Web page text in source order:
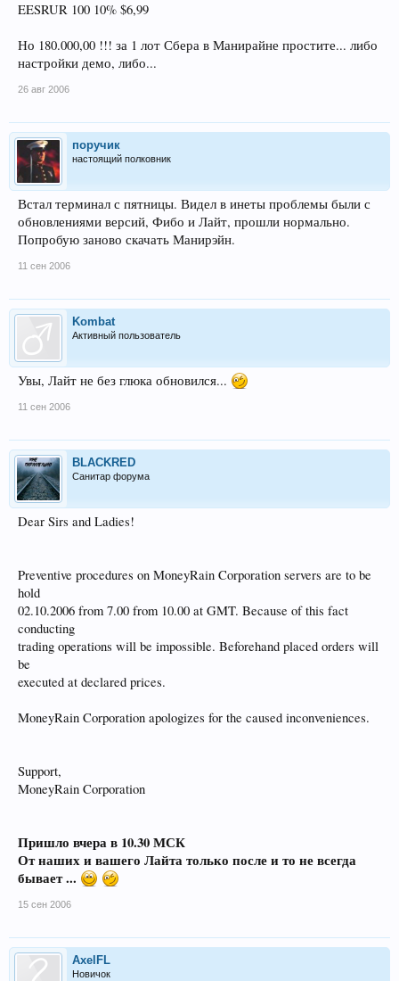
EESRUR 100 10% $6,99
Но 180.000,00 !!! за 1 лот Сбера в Манирайне простите... либо
настройки демо, либо...
26 авг 2006
поручик
настоящий полковник
Встал терминал с пятницы. Видел в инеты проблемы были с
обновлениями версий, Фибо и Лайт, прошли нормально.
Попробую заново скачать Манирэйн.
11 сен 2006
Kombat
Активный пользователь
Увы, Лайт не без глюка обновился...
11 сен 2006
BLACKRED
Санитар форума
Dear Sirs and Ladies!
Preventive procedures on MoneyRain Corporation servers are to be
hold
02.10.2006 from 7.00 from 10.00 at GMT. Because of this fact
conducting
trading operations will be impossible. Beforehand placed orders will
be
executed at declared prices.
MoneyRain Corporation apologizes for the caused inconveniences.
Support,
MoneyRain Corporation
Пришло вчера в 10.30 МСК
От наших и вашего Лайта только после и то не всегда
бывает ...
15 сен 2006
AxelFL
Новичок